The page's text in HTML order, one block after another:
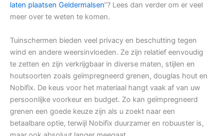
laten plaatsen Geldermalsen“? Lees dan verder om er veel
meer over te weten te komen.
Tuinschermen bieden veel privacy en beschutting tegen
wind en andere weersinvloeden. Ze zijn relatief eenvoudig
te zetten en zijn verkrijgbaar in diverse maten, stijlen en
houtsoorten zoals geïmpregneerd grenen, douglas hout en
Nobifix. De keus voor het materiaal hangt vaak af van uw
persoonlijke voorkeur en budget. Zo kan geïmpregneerd
grenen een goede keuze zijn als u zoekt naar een
betaalbare optie, terwijl Nobifix duurzamer en robuuster is,